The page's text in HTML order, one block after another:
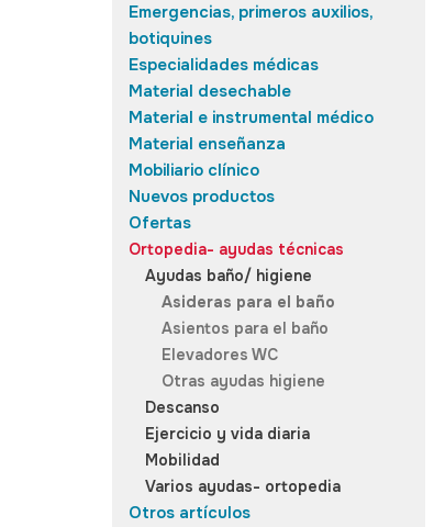
Emergencias, primeros auxilios,
botiquines
Especialidades médicas
Material desechable
Material e instrumental médico
Material enseñanza
Mobiliario clínico
Nuevos productos
Ofertas
Ortopedia- ayudas técnicas
Ayudas baño/ higiene
Asideras para el baño
Asientos para el baño
Elevadores WC
Otras ayudas higiene
Descanso
Ejercicio y vida diaria
Mobilidad
Varios ayudas- ortopedia
Otros artículos